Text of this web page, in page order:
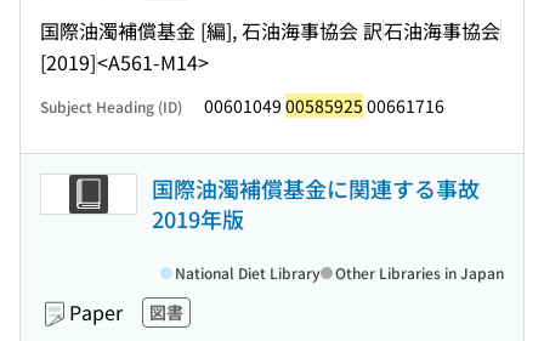
国際油濁補償基金 [編], 石油海事協会 訳石油海事協会
[2019]<A561-M14>
Subject Heading (ID) 00601049 00585925 00661716
国際油濁補償基金に関連する事故
2019年版
Paper 図書
National Diet Library Other Libraries in Japan